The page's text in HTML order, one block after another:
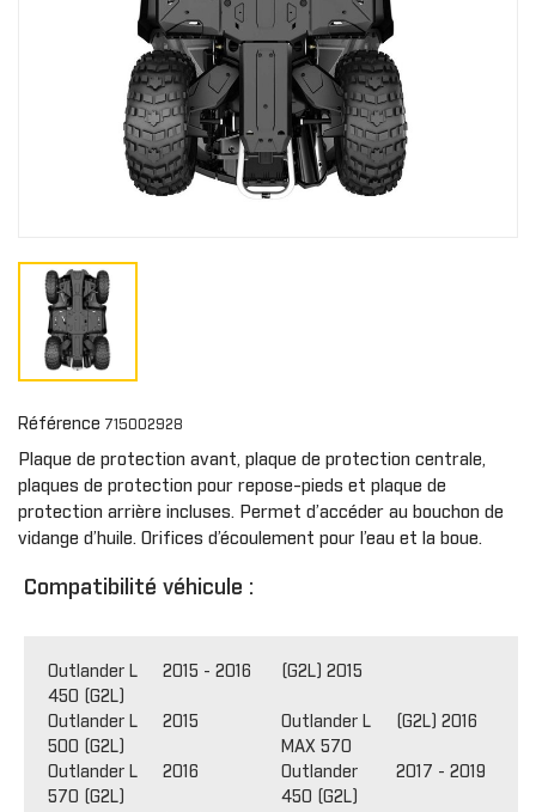
Référence 715002928
Plaque de protection avant, plaque de protection centrale,
plaques de protection pour repose-pieds et plaque de
protection arrière incluses. Permet d’accéder au bouchon de
vidange d’huile. Orifices d’écoulement pour l’eau et la boue.
Compatibilité véhicule :
Outlander L
450 (G2L)
2015 - 2016
Outlander L
500 (G2L)
2015
Outlander L
570 (G2L)
2016
(G2L) 2015
Outlander L
MAX 570
(G2L) 2016
Outlander
450 (G2L)
2017 - 2019